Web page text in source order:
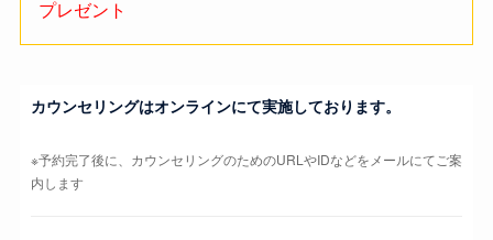
プレゼント
カウンセリングはオンラインにて実施しております。
※予約完了後に、カウンセリングのためのURLやIDなどをメールにてご案
内します